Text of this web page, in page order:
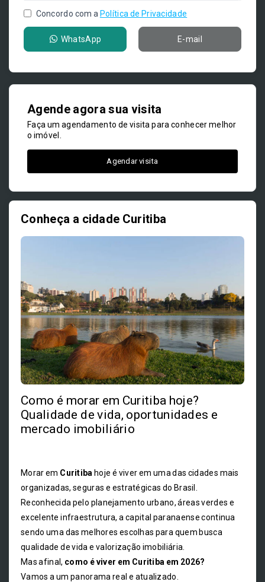
Concordo com a Política de Privacidade
WhatsApp E-mail
Agende agora sua visita
Faça um agendamento de visita para conhecer melhor
o imóvel.
Agendar visita
Conheça a cidade Curitiba
Como é morar em Curitiba hoje?
Qualidade de vida, oportunidades e
mercado imobiliário
Morar em Curitiba hoje é viver em uma das cidades mais
organizadas, seguras e estratégicas do Brasil.
Reconhecida pelo planejamento urbano, áreas verdes e
excelente infraestrutura, a capital paranaense continua
sendo uma das melhores escolhas para quem busca
qualidade de vida e valorização imobiliária.
Mas afinal, como é viver em Curitiba em 2026?
Vamos a um panorama real e atualizado.